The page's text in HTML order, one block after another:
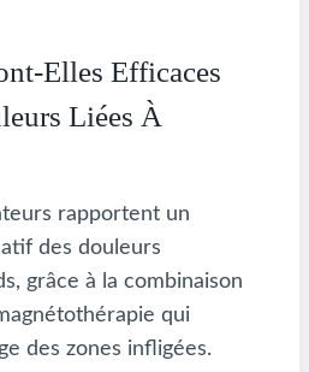
Elles Efficaces
Liées À
rapportent un
des douleurs
grâce à la combinaison
qui
des zones infligées.